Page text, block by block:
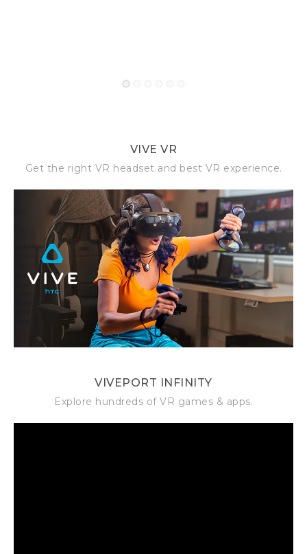
1
VIVE VR
Get the right VR headset and best VR experience.
VIVEPORT INFINITY
Explore hundreds of VR games & apps.